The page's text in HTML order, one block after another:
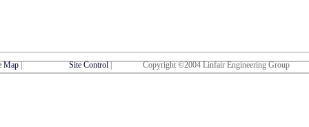
Map| Site Control| Copyright ©2004 Linfair Engineering Group